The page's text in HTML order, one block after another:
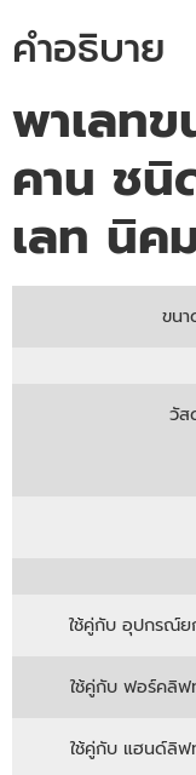
คำอธิบาย
พาเลทข
คาน ชนิ
เลท นิค
ขนา
วัส
ใช้คู่กับ อุปกรณ์ย
ใช้คู่กับ ฟอร์คลิฟ
ใช้คู่กับ แฮนด์ลิฟ